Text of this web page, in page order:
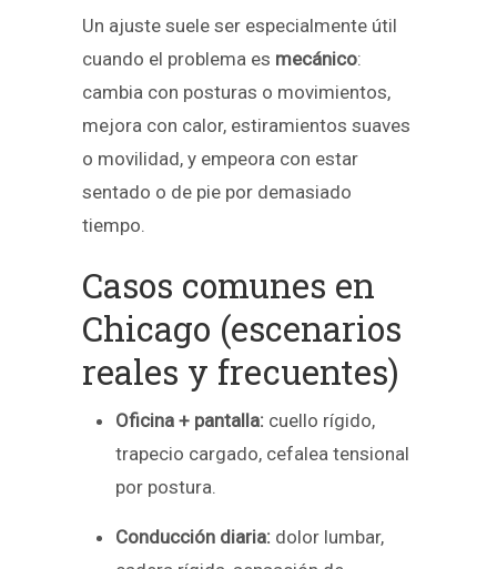
Un ajuste suele ser especialmente útil
cuando el problema es mecánico:
cambia con posturas o movimientos,
mejora con calor, estiramientos suaves
o movilidad, y empeora con estar
sentado o de pie por demasiado
tiempo.
Casos comunes en
Chicago (escenarios
reales y frecuentes)
Oficina + pantalla: cuello rígido,
trapecio cargado, cefalea tensional
por postura.
Conducción diaria: dolor lumbar,